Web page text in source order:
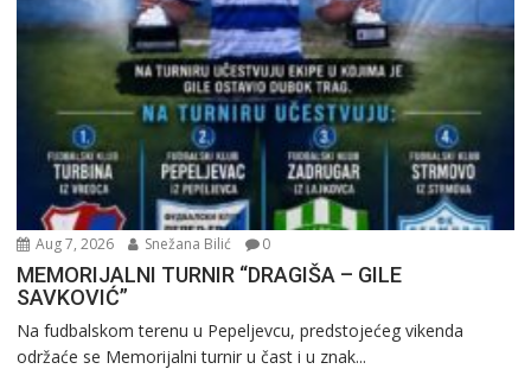
Aug 7, 2026 Snežana Bilić 0
MEMORIJALNI TURNIR “DRAGIŠA – GILE
SAVKOVIĆ”
Na fudbalskom terenu u Pepeljevcu, predstojećeg vikenda
održaće se Memorijalni turnir u čast i u znak...